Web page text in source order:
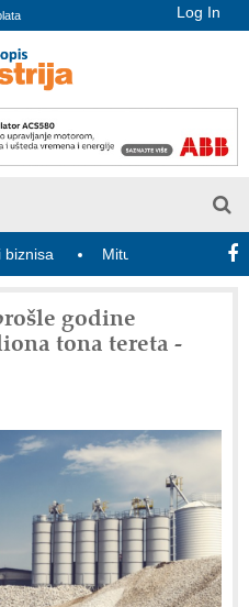
Log In
Mitutoyo Crysta-Apex V
godine
tona tereta -